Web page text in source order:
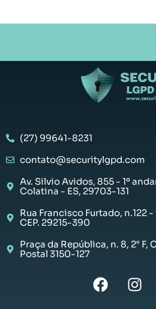
(27) 99641-8231
contato@securitylgpd.com
Av. Silvio Avidos, 855 - 1º
Colatina - ES, 29703-131
Rua Francisco Furtado, n.122
CEP. 29215-390
Praça da República, n. 8, 2°
Postal 3150-127